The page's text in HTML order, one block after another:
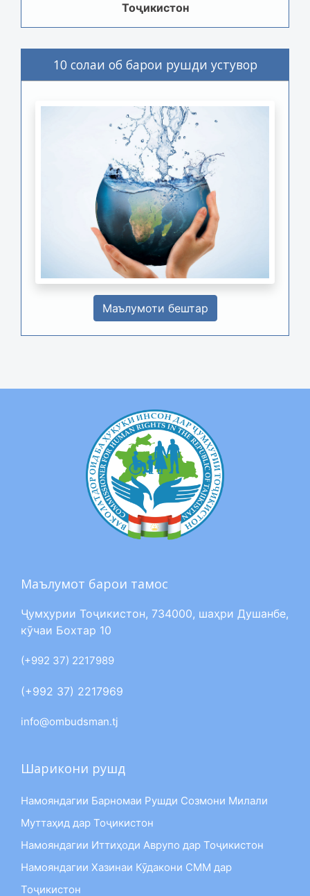
Тоҷикистон
10 солаи об барои рушди устувор
Маълумоти бештар
Маълумот барои тамос
Ҷумҳурии Тоҷикистон, 734000, шаҳри Душанбе,
кӯчаи Бохтар 10
(+992 37) 2217989
(+992 37) 2217969
info@ombudsman.tj
Шарикони рушд
Намояндагии Барномаи Рушди Созмони Милали
Муттаҳид дар Тоҷикистон
Намояндагии Иттиҳоди Аврупо дар Тоҷикистон
Намояндагии Хазинаи Кӯдакони СММ дар
Тоҷикистон